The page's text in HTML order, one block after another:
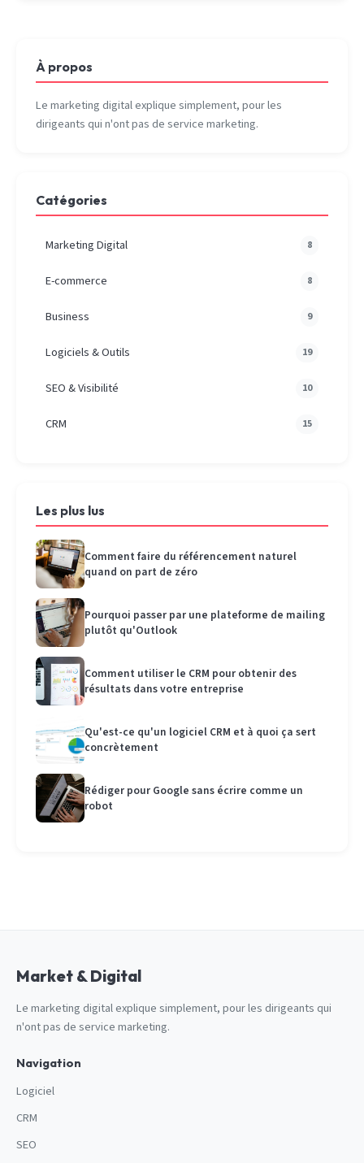
À propos
Le marketing digital explique simplement, pour les
dirigeants qui n'ont pas de service marketing.
Catégories
Marketing Digital 8
E-commerce 8
Business 9
Logiciels & Outils 19
SEO & Visibilité 10
CRM 15
Les plus lus
Comment faire du référencement naturel
quand on part de zéro
Pourquoi passer par une plateforme de mailing
plutôt qu'Outlook
Comment utiliser le CRM pour obtenir des
résultats dans votre entreprise
Qu'est-ce qu'un logiciel CRM et à quoi ça sert
concrètement
Rédiger pour Google sans écrire comme un
robot
Market & Digital
Le marketing digital explique simplement, pour les dirigeants qui
n'ont pas de service marketing.
Navigation
Logiciel
CRM
SEO